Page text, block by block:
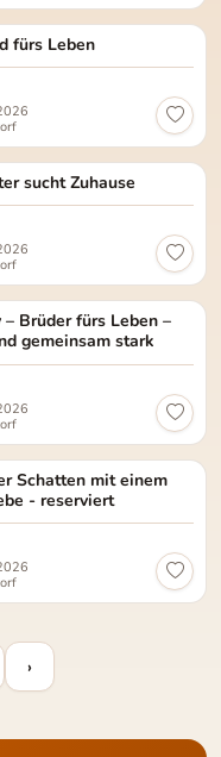
fürs Lebenkastriert Alter: ca.
sucht Zuhause
geb. ca. 01/2023
Brüder fürs Leben –
gemeinsam stark
und Sammy (rot getigert)
Schatten mit einem
- reserviert
kastriert Geburtsdatum:
›